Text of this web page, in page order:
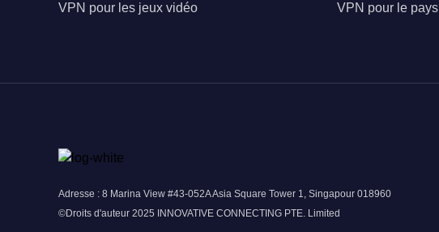
VPN pour les jeux vidéo
VPN pour le pays
Adresse : 8 Marina View #43-052A Asia Square Tower 1, Singapour 018960
©Droits d'auteur 2025 INNOVATIVE CONNECTING PTE. Limited